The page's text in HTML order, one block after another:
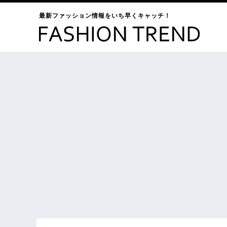
最新ファッション情報をいち早くキャッチ！